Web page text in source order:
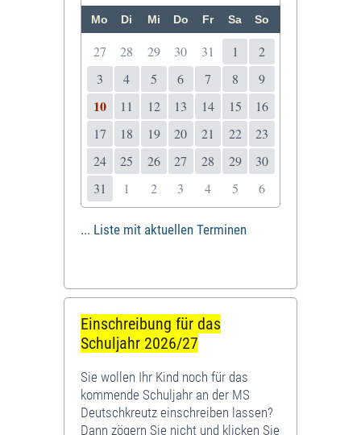
Mo Di Mi Do Fr Sa So
27 28 29 30 31 1
2
3
4 5 6 7 8 9
10 11 12 13 14 15
16
17
18 19 20 21 22
23
24
25 26 27 28 29
30
31
1 2 3 4 5 6
... Liste mit aktuellen Terminen
Einschreibung für das
Schuljahr 2026/27
Sie wollen Ihr Kind noch für das
kommende Schuljahr an der MS
Deutschkreutz einschreiben lassen?
Dann zögern Sie nicht und klicken Sie